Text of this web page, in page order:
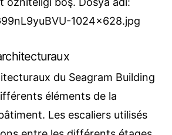
du Seagram Building
éléments de la
Les escaliers utilisés